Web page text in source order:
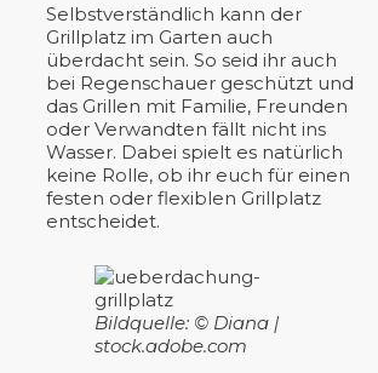
Selbstverständlich kann der
Grillplatz im Garten auch
überdacht sein. So seid ihr auch
bei Regenschauer geschützt und
das Grillen mit Familie, Freunden
oder Verwandten fällt nicht ins
Wasser. Dabei spielt es natürlich
keine Rolle, ob ihr euch für einen
festen oder flexiblen Grillplatz
entscheidet.
Bildquelle: © Diana |
stock.adobe.com